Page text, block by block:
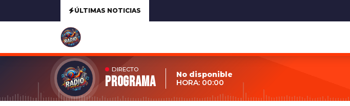
ÚLTIMAS NOTICIAS
DIRECTO
Programa
No disponible
HORA: 00:00